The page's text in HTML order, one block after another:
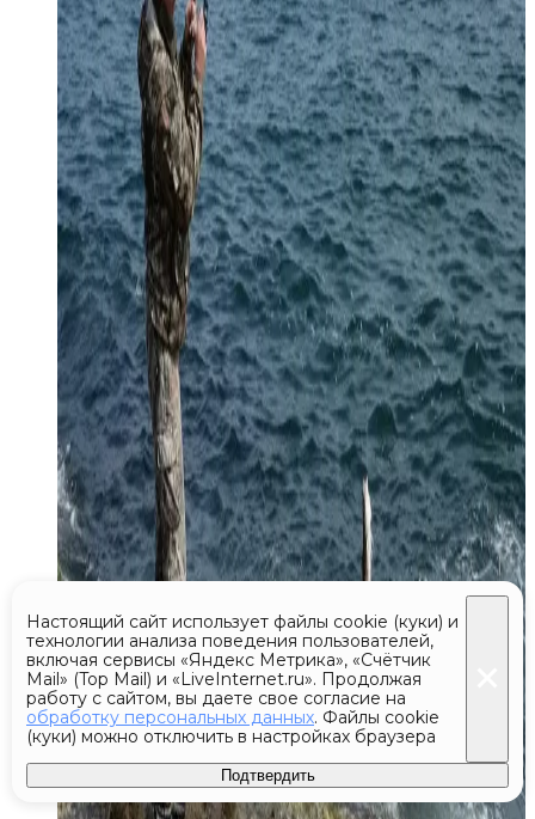
Настоящий сайт использует файлы cookie (куки) и
технологии анализа поведения пользователей,
включая сервисы «Яндекс Метрика», «Счётчик
Mail» (Top Mail) и «LiveInternet.ru». Продолжая
работу с сайтом, вы даете свое согласие на
обработку персональных данных. Файлы cookie
(куки) можно отключить в настройках браузера
Подтвердить